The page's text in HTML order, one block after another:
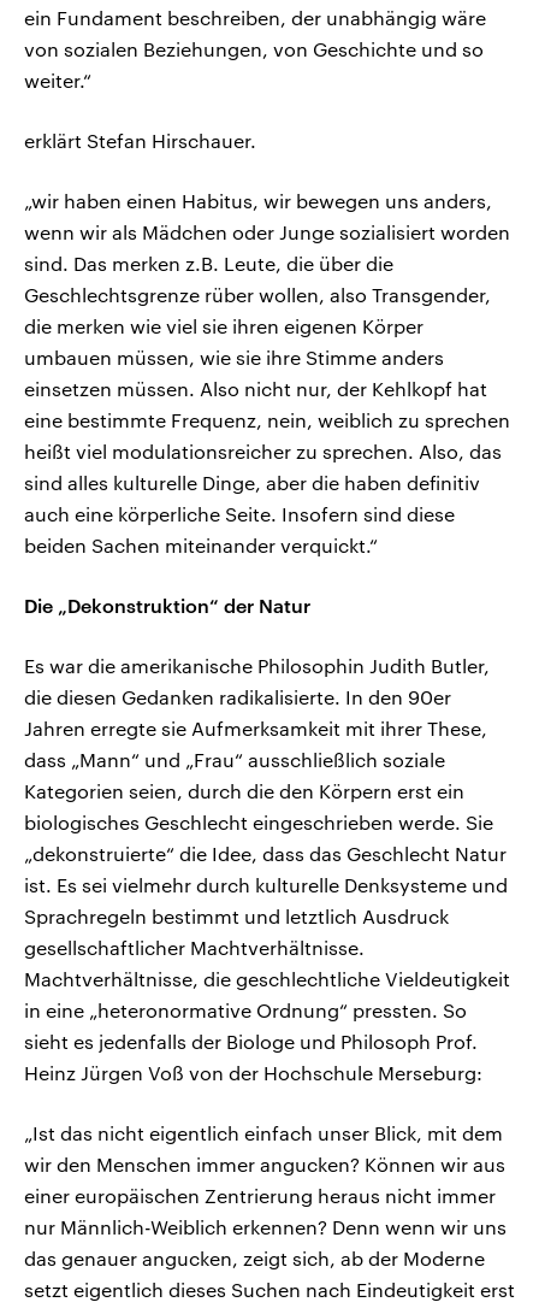
ein Fundament beschreiben, der unabhängig wäre
von sozialen Beziehungen, von Geschichte und so
weiter.“
erklärt Stefan Hirschauer.
„wir haben einen Habitus, wir bewegen uns anders,
wenn wir als Mädchen oder Junge sozialisiert worden
sind. Das merken z.B. Leute, die über die
Geschlechtsgrenze rüber wollen, also Transgender,
die merken wie viel sie ihren eigenen Körper
umbauen müssen, wie sie ihre Stimme anders
einsetzen müssen. Also nicht nur, der Kehlkopf hat
eine bestimmte Frequenz, nein, weiblich zu sprechen
heißt viel modulationsreicher zu sprechen. Also, das
sind alles kulturelle Dinge, aber die haben definitiv
auch eine körperliche Seite. Insofern sind diese
beiden Sachen miteinander verquickt.“
Die „Dekonstruktion“ der Natur
Es war die amerikanische Philosophin Judith Butler,
die diesen Gedanken radikalisierte. In den 90er
Jahren erregte sie Aufmerksamkeit mit ihrer These,
dass „Mann“ und „Frau“ ausschließlich soziale
Kategorien seien, durch die den Körpern erst ein
biologisches Geschlecht eingeschrieben werde. Sie
„dekonstruierte“ die Idee, dass das Geschlecht Natur
ist. Es sei vielmehr durch kulturelle Denksysteme und
Sprachregeln bestimmt und letztlich Ausdruck
gesellschaftlicher Machtverhältnisse.
Machtverhältnisse, die geschlechtliche Vieldeutigkeit
in eine „heteronormative Ordnung“ pressten. So
sieht es jedenfalls der Biologe und Philosoph Prof.
Heinz Jürgen Voß von der Hochschule Merseburg:
„Ist das nicht eigentlich einfach unser Blick, mit dem
wir den Menschen immer angucken? Können wir aus
einer europäischen Zentrierung heraus nicht immer
nur Männlich-Weiblich erkennen? Denn wenn wir uns
das genauer angucken, zeigt sich, ab der Moderne
setzt eigentlich dieses Suchen nach Eindeutigkeit erst